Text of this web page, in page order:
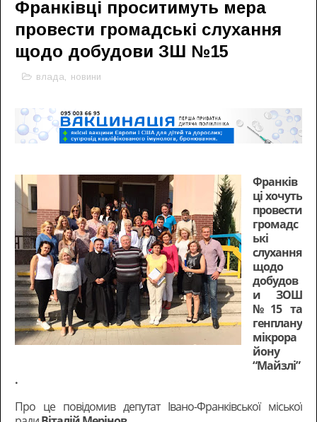
Франківці проситимуть мера
провести громадські слухання
щодо добудови ЗШ №15
влада, новини
Франків
ці хочуть
провести
громадс
ькі
слухання
щодо
добудов
и ЗОШ
№15 та
генплану
мікрора
йону
“Майзлі”
.
Про це повідомив депутат Івано-Франківської міської